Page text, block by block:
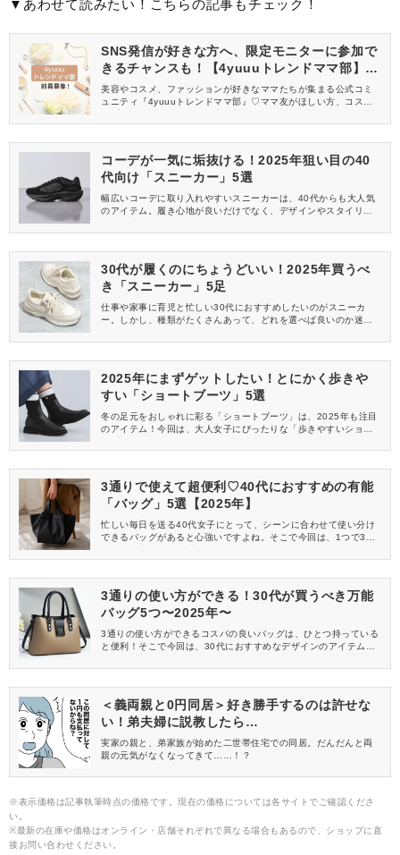
▼あわせて読みたい！こちらの記事もチェック！
SNS発信が好きな方へ、限定モニターに参加で
きるチャンスも！【4yuuuトレンドママ部】部
員募集中
美容やコスメ、ファッションが好きなママたちが集まる公式コミ
ュニティ『4yuuuトレンドママ部』♡ママ友がほしい方、コスメサ
信してくれる方を募集しています！
コーデが一気に垢抜ける！2025年狙い目の40
代向け「スニーカー」5選
幅広いコーデに取り入れやすいスニーカーは、40代からも大人気
のアイテム。履き心地が良いだけでなく、デザインやスタイリン
をご紹介！40代に似合うアイテムを厳選したので、ぜひゲットし
30代が履くのにちょうどいい！2025年買うべ
き「スニーカー」5足
仕事や家事に育児と忙しい30代におすすめしたいのがスニーカ
ー。しかし、種類がたくさんあって、どれを選べば良いのか迷い
ックアップ！おしゃれと実用性を兼ねたスニーカーを2025年にゲ
2025年にまずゲットしたい！とにかく歩きや
すい「ショートブーツ」5選
冬の足元をおしゃれに彩る「ショートブーツ」は、2025年も注目
のアイテム！今回は、大人女子にぴったりな「歩きやすいショー
に入りの一足を見つけてくださいね。
3通りで使えて超便利♡40代におすすめの有能
「バッグ」5選【2025年】
忙しい毎日を送る40代女子にとって、シーンに合わせて使い分け
できるバッグがあると心強いですよね。そこで今回は、1つで3通
ら、実用性とおしゃれを両立したアイテムを厳選！ぜひ2025年の
3通りの使い方ができる！30代が買うべき万能
バッグ5つ〜2025年〜
3通りの使い方ができるコスパの良いバッグは、ひとつ持っている
と便利！そこで今回は、30代におすすめなデザインのアイテムを5
ています。2025年は、多機能なバッグでおしゃれを楽しんでみて
＜義両親と0円同居＞好き勝手するのは許せな
い！弟夫婦に説教したら…
実家の親と、弟家族が始めた二世帯住宅での同居。だんだんと両
親の元気がなくなってきて……！？
※表示価格は記事執筆時点の価格です。現在の価格については各サイトでご確認くださ
い。
※最新の在庫や価格はオンライン・店舗それぞれで異なる場合もあるので、ショップに直
接お問い合わせください。